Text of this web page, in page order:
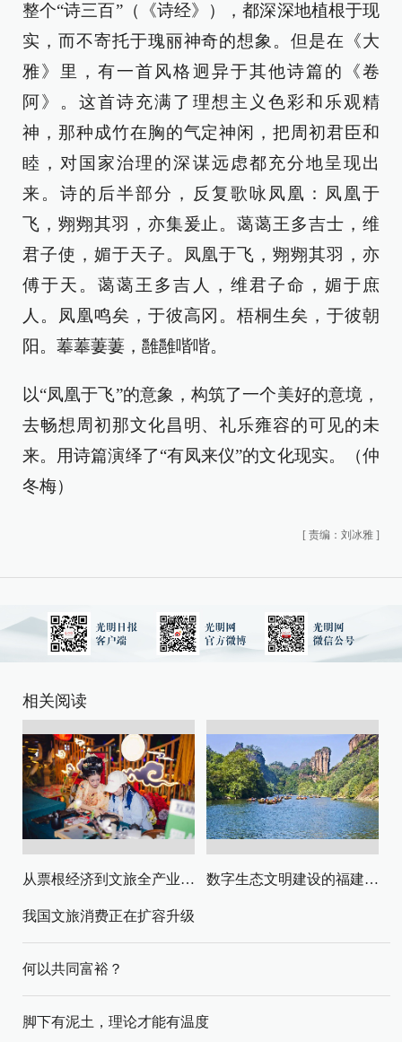
整个“诗三百”（《诗经》），都深深地植根于现
实，而不寄托于瑰丽神奇的想象。但是在《大
雅》里，有一首风格迥异于其他诗篇的《卷
阿》。这首诗充满了理想主义色彩和乐观精
神，那种成竹在胸的气定神闲，把周初君臣和
睦，对国家治理的深谋远虑都充分地呈现出
来。诗的后半部分，反复歌咏凤凰：凤凰于
飞，翙翙其羽，亦集爰止。蔼蔼王多吉士，维
君子使，媚于天子。凤凰于飞，翙翙其羽，亦
傅于天。蔼蔼王多吉人，维君子命，媚于庶
人。凤凰鸣矣，于彼高冈。梧桐生矣，于彼朝
阳。菶菶萋萋，雝雝喈喈。
以“凤凰于飞”的意象，构筑了一个美好的意境，
去畅想周初那文化昌明、礼乐雍容的可见的未
来。用诗篇演绎了“有凤来仪”的文化现实。（仲
冬梅）
[ 责编：刘冰雅 ]
相关阅读
从票根经济到文旅全产业链升级 数字生态文明建设的福建路径与启示
我国文旅消费正在扩容升级
何以共同富裕？
脚下有泥土，理论才能有温度